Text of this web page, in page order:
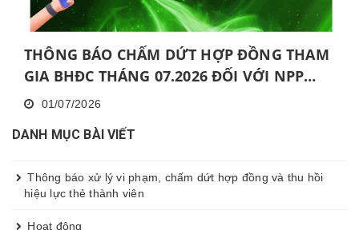
THÔNG BÁO CHẤM DỨT HỢP ĐỒNG THAM
GIA BHĐC THÁNG 07.2026 ĐỐI VỚI NPP
KHÔNG HOÀN THÀNH MỨC NĂNG ĐỘNG
HOÀN THÀNH ĐÀO TẠO CƠ BẢN TRONG 30
01/07/2026
DANH MỤC BÀI VIẾT
Thông báo xử lý vi phạm, chấm dứt hợp đồng và thu hồi
hiệu lực thẻ thành viên
Hoạt động